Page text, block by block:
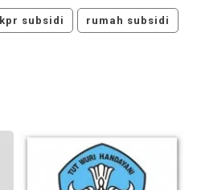
kpr subsidi rumah subsidi